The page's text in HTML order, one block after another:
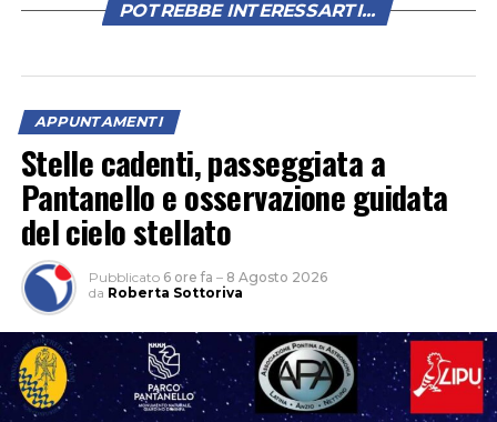
POTREBBE INTERESSARTI...
APPUNTAMENTI
Stelle cadenti, passeggiata a
Pantanello e osservazione guidata
del cielo stellato
Pubblicato 6 ore fa – 8 Agosto 2026
da Roberta Sottoriva